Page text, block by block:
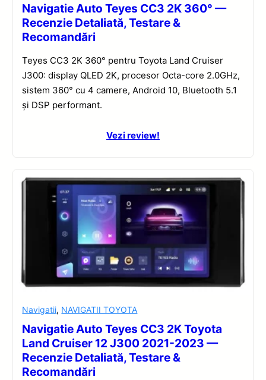
Navigatie Auto Teyes CC3 2K 360° —
Recenzie Detaliată, Testare &
Recomandări
Teyes CC3 2K 360° pentru Toyota Land Cruiser
J300: display QLED 2K, procesor Octa-core 2.0GHz,
sistem 360° cu 4 camere, Android 10, Bluetooth 5.1
și DSP performant.
Vezi review!
Navigatii, NAVIGATII TOYOTA
Navigatie Auto Teyes CC3 2K Toyota
Land Cruiser 12 J300 2021-2023 —
Recenzie Detaliată, Testare &
Recomandări